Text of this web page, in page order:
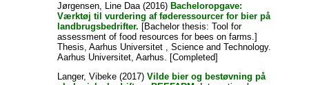
Jørgensen, Line Daa(2016) Bacheloropgave:
Værktøj til vurdering af føderessourcer for bier på
landbrugsbedrifter. [Bachelor thesis: Tool for
assessment of food resources for bees on farms.]
Thesis, Aarhus Universitet , Science and Technology.
Aarhus Universitet, Aarhus. [Completed]
Langer, Vibeke (2017)Vilde bier og bestøvning på